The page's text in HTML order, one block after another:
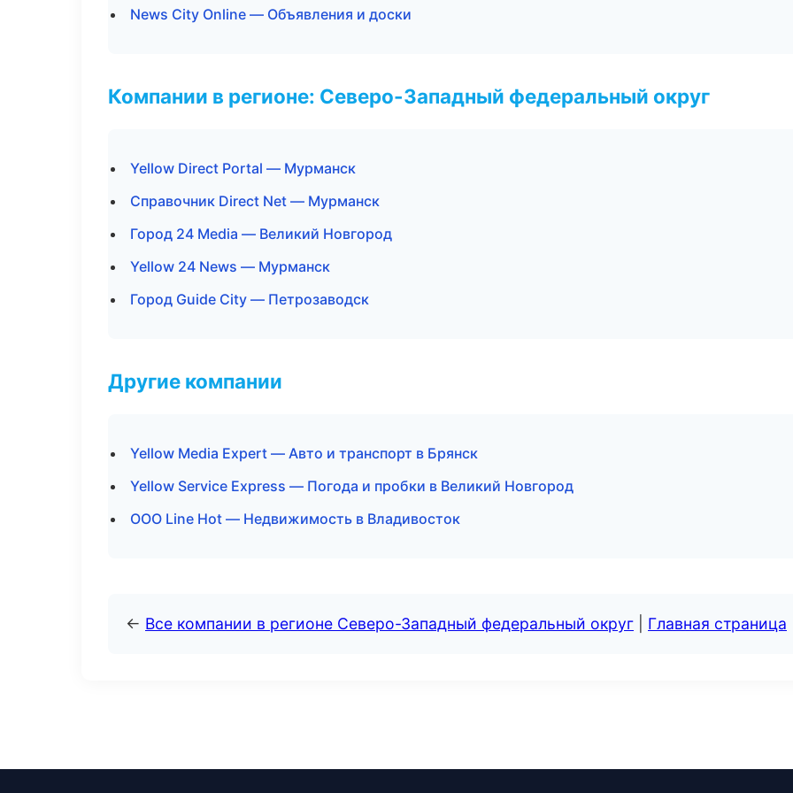
News City Online — Объявления и доски
Компании в регионе: Северо-Западный федеральный округ
Yellow Direct Portal — Мурманск
Справочник Direct Net — Мурманск
Город 24 Media — Великий Новгород
Yellow 24 News — Мурманск
Город Guide City — Петрозаводск
Другие компании
Yellow Media Expert — Авто и транспорт в Брянск
Yellow Service Express — Погода и пробки в Великий Новгород
ООО Line Hot — Недвижимость в Владивосток
← Все компании в регионе Северо-Западный федеральный округ Главная страница